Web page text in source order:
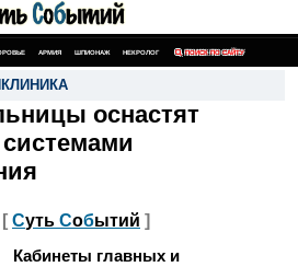
АРМИЯ ШПИОНАЖ НЕКРОЛОГ ПОИСК ПО САЙТУ
оснастят
[ Суть Событий ]
Кабинеты главных и